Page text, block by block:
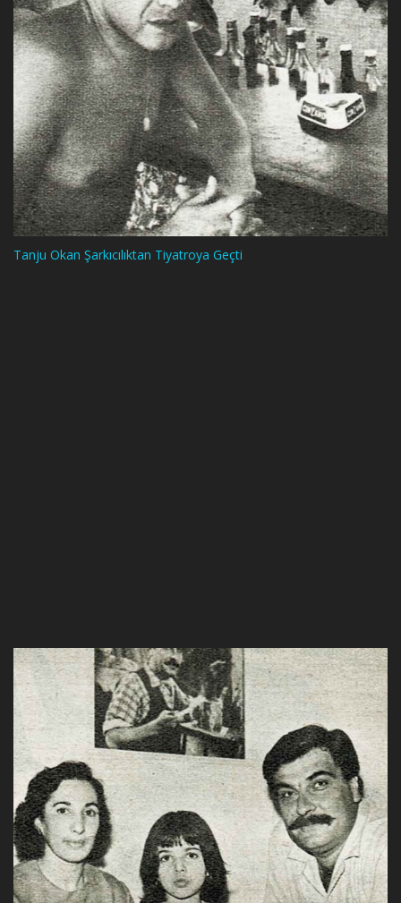
Tanju Okan Şarkıcılıktan Tiyatroya Geçti